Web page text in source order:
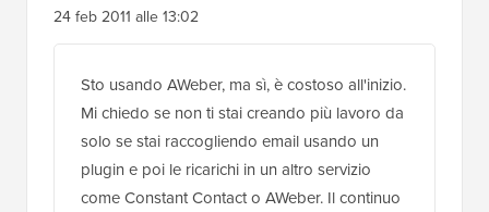
24 feb 2011 alle 13:02
Sto usando AWeber, ma sì, è costoso all'inizio.
Mi chiedo se non ti stai creando più lavoro da
solo se stai raccogliendo email usando un
plugin e poi le ricarichi in un altro servizio
come Constant Contact o AWeber. Il continuo